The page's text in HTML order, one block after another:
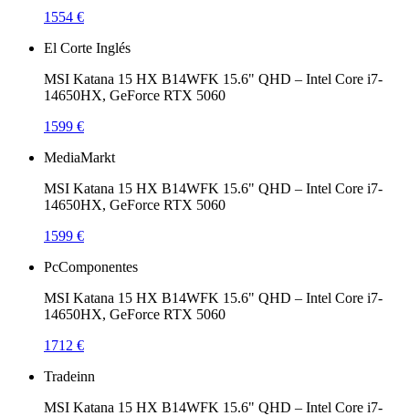
1554 €
El Corte Inglés
MSI Katana 15 HX B14WFK 15.6" QHD – Intel Core i7-
14650HX, GeForce RTX 5060
1599 €
MediaMarkt
MSI Katana 15 HX B14WFK 15.6" QHD – Intel Core i7-
14650HX, GeForce RTX 5060
1599 €
PcComponentes
MSI Katana 15 HX B14WFK 15.6" QHD – Intel Core i7-
14650HX, GeForce RTX 5060
1712 €
Tradeinn
MSI Katana 15 HX B14WFK 15.6" QHD – Intel Core i7-